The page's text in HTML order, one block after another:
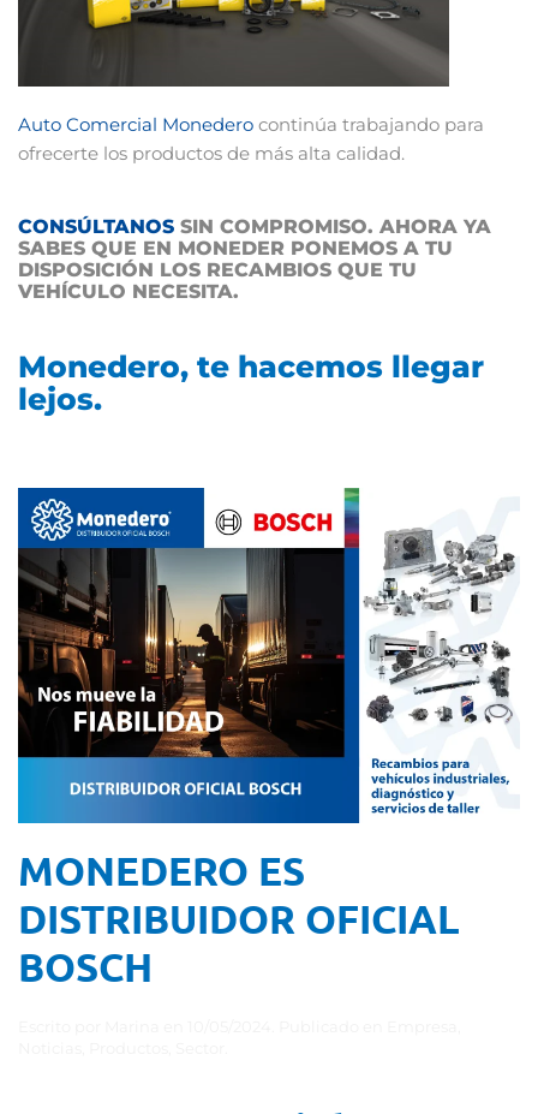
Auto Comercial Monedero continúa trabajando para
ofrecerte los productos de más alta calidad.
CONSÚLTANOS SIN COMPROMISO. AHORA YA
SABES QUE EN MONEDER PONEMOS A TU
DISPOSICIÓN LOS RECAMBIOS QUE TU
VEHÍCULO NECESITA.
Monedero, te hacemos llegar
lejos.
MONEDERO ES
DISTRIBUIDOR OFICIAL
BOSCH